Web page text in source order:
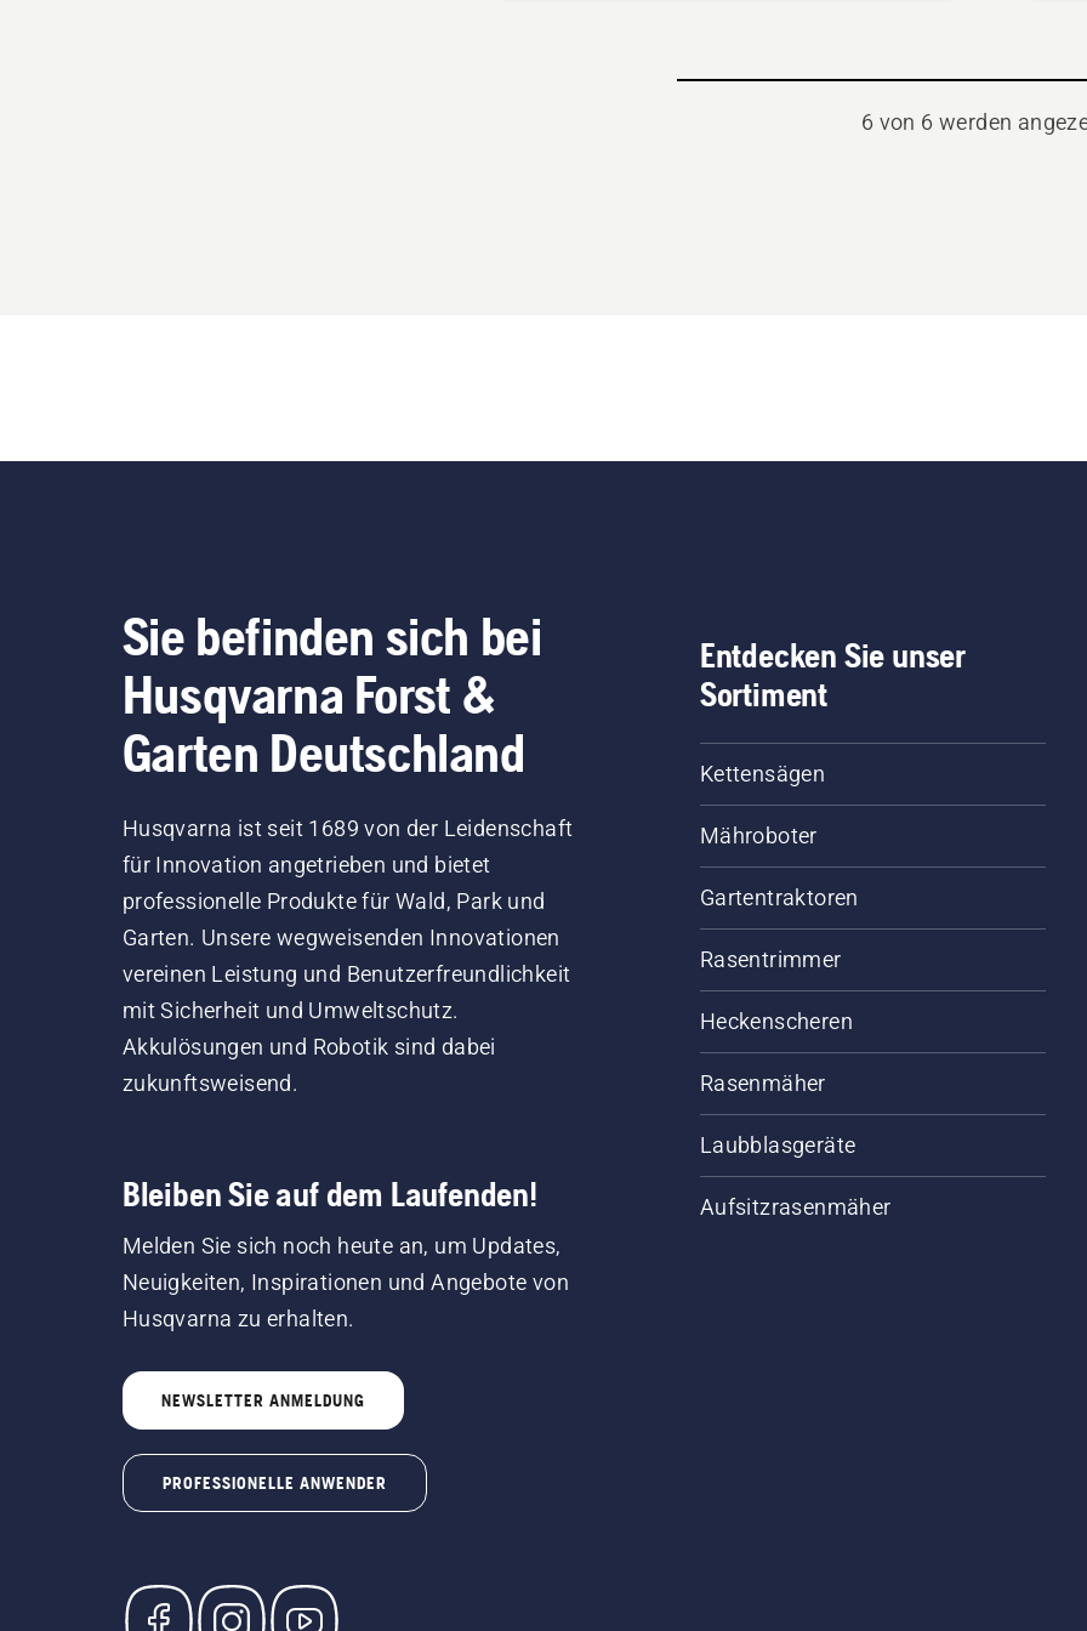
6 von 6 werden
Sie befinden sich bei
Husqvarna Forst &
Garten Deutschland
Husqvarna ist seit 1689 von der Leidenschaft
für Innovation angetrieben und bietet
professionelle Produkte für Wald, Park und
Garten. Unsere wegweisenden Innovationen
vereinen Leistung und Benutzerfreundlichkeit
mit Sicherheit und Umweltschutz.
Akkulösungen und Robotik sind dabei
zukunftsweisend.
Bleiben Sie auf dem Laufenden!
Melden Sie sich noch heute an, um Updates,
Neuigkeiten, Inspirationen und Angebote von
Husqvarna zu erhalten.
NEWSLETTER ANMELDUNG
PROFESSIONELLE ANWENDER
Entdecken Sie unser
Sortiment
Kettensägen
Mähroboter
Gartentraktoren
Rasentrimmer
Heckenscheren
Rasenmäher
Laubblasgeräte
Aufsitzrasenmäher